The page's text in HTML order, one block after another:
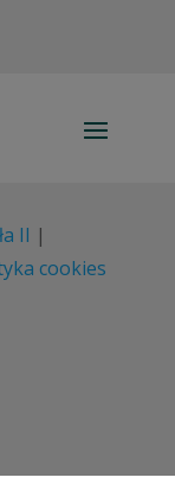
II |
cookies